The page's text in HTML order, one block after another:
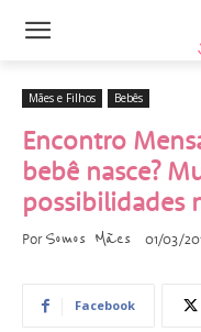
Mães e Filhos Bebês
Encontro
bebê nasce?
possibilidades
Por Somos Mães 01/03/
Facebook